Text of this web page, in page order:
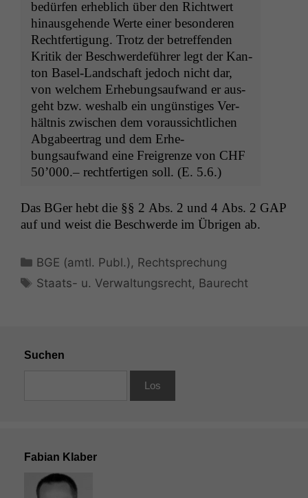
bedür­fen erhe­blich über den Richtwert
hin­aus­ge­hende Werte ein­er beson­deren
Recht­fer­ti­gung. Trotz der betr­e­f­fend­en
Kri­tik der Beschw­erde­führer legt der Kan­
ton Basel-Land­schaft jedoch nicht dar,
von welchem Erhe­bungsaufwand er aus­
ge­ht bzw. weshalb ein ungün­stiges Ver­
hält­nis zwis­chen dem voraus­sichtlichen
Abgabeer­trag und dem Erhe­
bungsaufwand eine Frei­gren­ze von CHF
50’000.– recht­fer­ti­gen soll. (E. 5.6.)
Das BGer hebt die §§ 2 Abs. 2 und 4 Abs. 2 GAP
auf und weist die Beschw­erde im Übri­gen ab.
Kategorien
BGE (amtl. Publ.) , Rechtsprechung
Schlagwörter
Staats- u. Verwaltungsrecht, Baurecht
Suchen
Fabian Klaber